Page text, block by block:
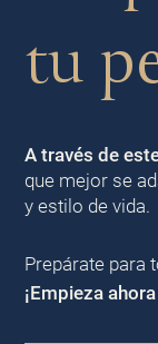
tu
A través de
que mejor se
y estilo de vida.
Prepárate para
¡Empieza